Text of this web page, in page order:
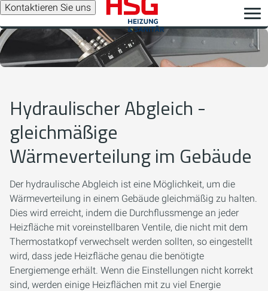
Kontaktieren Sie uns
Hydraulischer Abgleich -
gleichmäßige
Wärmeverteilung im Gebäude
Der hydraulische Abgleich ist eine Möglichkeit, um die
Wärmeverteilung in einem Gebäude gleichmäßig zu halten.
Dies wird erreicht, indem die Durchflussmenge an jeder
Heizfläche mit voreinstellbaren Ventile, die nicht mit dem
Thermostatkopf verwechselt werden sollten, so eingestellt
wird, dass jede Heizfläche genau die benötigte
Energiemenge erhält. Wenn die Einstellungen nicht korrekt
sind, werden einige Heizflächen mit zu viel Energie